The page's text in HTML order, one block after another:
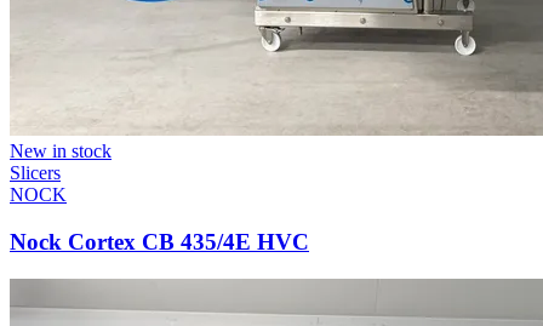
New in stock
Slicers
NOCK
Nock Cortex CB 435/4E HVC